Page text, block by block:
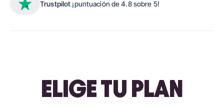
Trustpilot ¡puntuación de 4.8 sobre 5!
ELIGE TU PLAN